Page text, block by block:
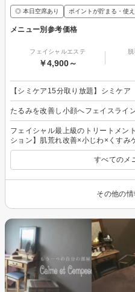
◎ 本日空席あり ポイントが貯まる・使
メニュー別参考価格
フェイシャルエステ
￥4,900～
【シミケア15分取り放題】シミケア
たるみを改善し小顔へフェイスライ
フェイシャル最上級のトリートメン
ション】肌荒れ改善×小じわ×くすみ
すべてのメ
その他の